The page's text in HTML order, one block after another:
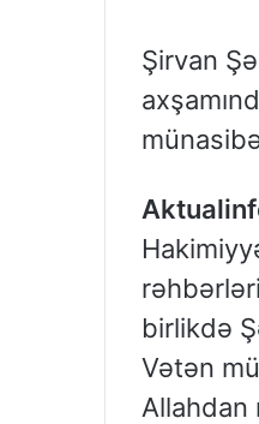
Şirvan
birlikdə
Vətən
Allahdan